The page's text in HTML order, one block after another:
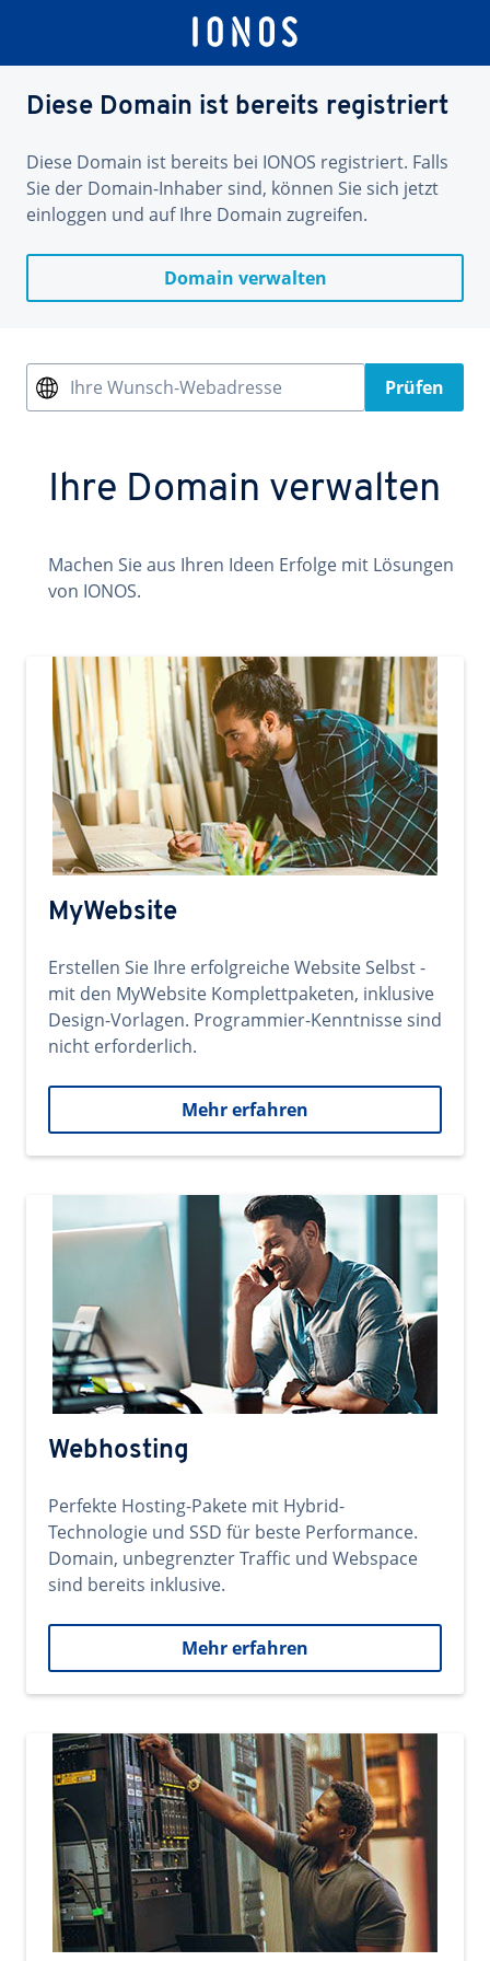
Diese Domain ist bereits registriert
Diese Domain ist bereits bei IONOS registriert. Falls
Sie der Domain-Inhaber sind, können Sie sich jetzt
einloggen und auf Ihre Domain zugreifen.
Domain verwalten
Ihre Wunsch-Webadresse Prüfen
Ihre Domain verwalten
Machen Sie aus Ihren Ideen Erfolge mit Lösungen
von IONOS.
MyWebsite
Erstellen Sie Ihre erfolgreiche Website Selbst -
mit den MyWebsite Komplettpaketen, inklusive
Design-Vorlagen. Programmier-Kenntnisse sind
nicht erforderlich.
Mehr erfahren
Webhosting
Perfekte Hosting-Pakete mit Hybrid-
Technologie und SSD für beste Performance.
Domain, unbegrenzter Traffic und Webspace
sind bereits inklusive.
Mehr erfahren